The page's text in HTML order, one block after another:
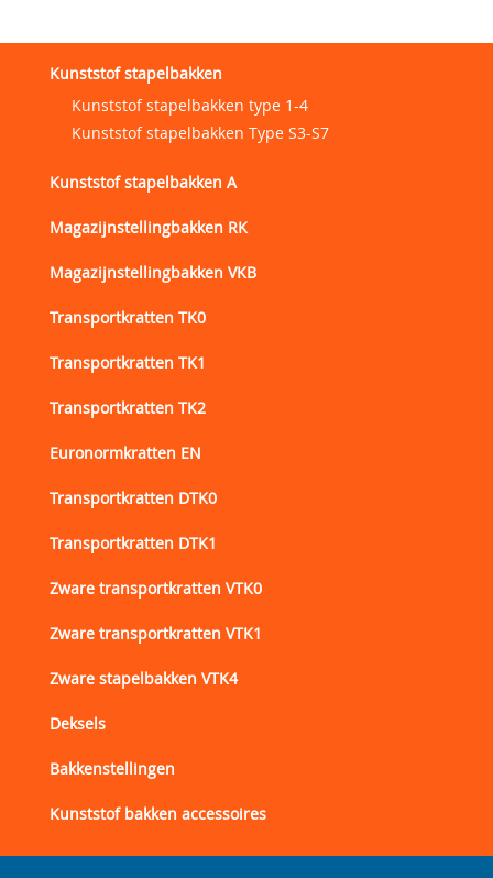
Kunststof stapelbakken
Kunststof stapelbakken type 1-4
Kunststof stapelbakken Type S3-S7
Kunststof stapelbakken A
Magazijnstellingbakken RK
Magazijnstellingbakken VKB
Transportkratten TK0
Transportkratten TK1
Transportkratten TK2
Euronormkratten EN
Transportkratten DTK0
Transportkratten DTK1
Zware transportkratten VTK0
Zware transportkratten VTK1
Zware stapelbakken VTK4
Deksels
Bakkenstellingen
Kunststof bakken accessoires